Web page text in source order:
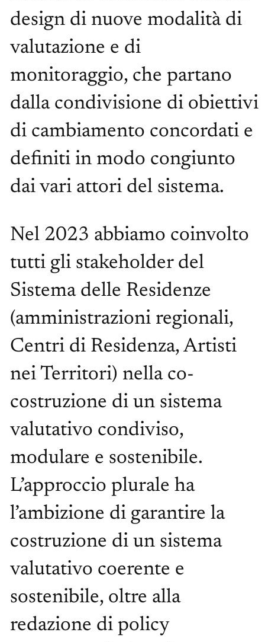
design di nuove modalità di
valutazione e di
monitoraggio, che partano
dalla condivisione di obiettivi
di cambiamento concordati e
definiti in modo congiunto
dai vari attori del sistema.
Nel 2023 abbiamo coinvolto
tutti gli stakeholder del
Sistema delle Residenze
(amministrazioni regionali,
Centri di Residenza, Artisti
nei Territori) nella co-
costruzione di un sistema
valutativo condiviso,
modulare e sostenibile.
L’approccio plurale ha
l’ambizione di garantire la
costruzione di un sistema
valutativo coerente e
sostenibile, oltre alla
redazione di policy